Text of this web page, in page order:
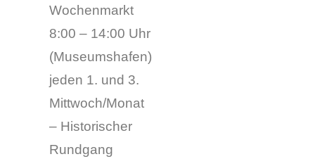
Wochenmarkt
8:00 – 14:00 Uhr
(Museumshafen)
jeden 1. und 3.
Mittwoch/Monat
– Historischer
Rundgang